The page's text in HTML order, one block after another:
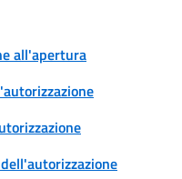
all'apertura